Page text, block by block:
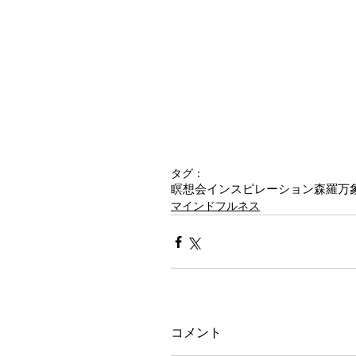
タグ：
瞑想会インスピレーション森羅万
マインドフルネス
コメント